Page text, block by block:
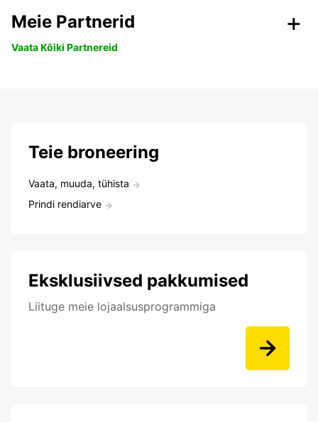
Meie Partnerid
Vaata Kõiki Partnereid
Teie broneering
Vaata, muuda, tühista
Prindi rendiarve
Eksklusiivsed pakkumised
Liituge meie lojaalsusprogrammiga